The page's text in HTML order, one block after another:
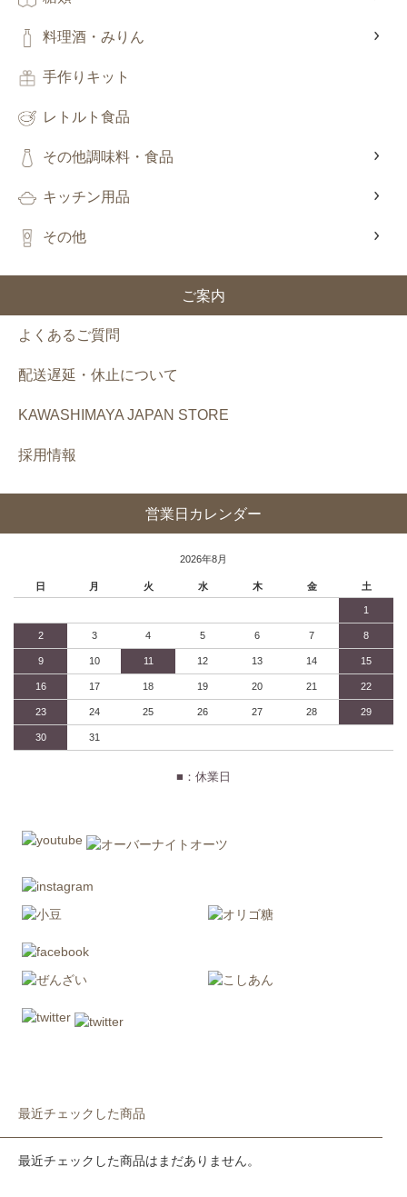
料理酒・みりん
手作りキット
レトルト食品
その他調味料・食品
キッチン用品
その他
ご案内
よくあるご質問
配送遅延・休止について
KAWASHIMAYA JAPAN STORE
採用情報
営業日カレンダー
2026年8月
日 月 火 水 木 金 土
1
2 3 4 5 6 7 8
9 10 11 12 13 14 15
16 17 18 19 20 21 22
23 24 25 26 27 28 29
30 31
■：休業日
最近チェックした商品
最近チェックした商品はまだありません。